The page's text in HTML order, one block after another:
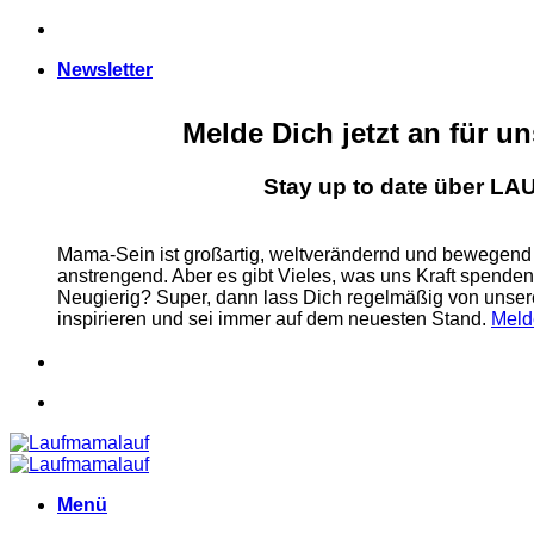
Zum
springenNewsletter
Melde Dich jetzt an für
Stay up to date über
Mama-Sein ist großartig, weltverändernd und
anstrengend. Aber es gibt Vieles, was uns Kraft
Neugierig? Super, dann lass Dich regelmäßig von
inspirieren und sei immer auf dem neuesten Stand.
Menü